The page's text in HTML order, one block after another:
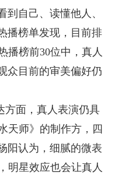
自己、读懂他人、
播榜单发现，目前排
播榜前30位中，真人
众目前的审美偏好仍
方面，真人表演仍具
天师》的制作方，四
阳认为，细腻的微表
明星效应也会让真人